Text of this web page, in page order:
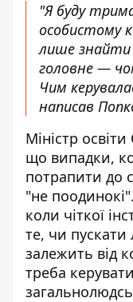
"Я буду
особистому
лише знайти
головне —
Чим
написав
Міністр
що випадки,
потрапити до
"не
коли чіткої
те, чи
залежить від
треба